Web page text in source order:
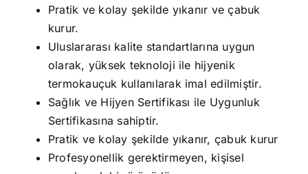
Pratik ve kolay şekilde yıkanır ve çabuk
kurur.
Uluslararası kalite standartlarına uygun
olarak, yüksek teknoloji ile hijyenik
termokauçuk kullanılarak imal edilmiştir.
Sağlık ve Hijyen Sertifikası ile Uygunluk
Sertifikasına sahiptir.
Pratik ve kolay şekilde yıkanır, çabuk kurur
Profesyonellik gerektirmeyen, kişisel